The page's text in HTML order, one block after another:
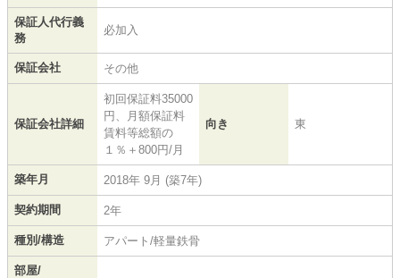
保証人代行義
務
必加入
保証会社 その他
保証会社詳細
初回保証料35000
円、月額保証料
賃料等総額の
１％＋800円/月
向き 東
築年月 2018年 9月 (築7年)
契約期間 2年
種別/構造 アパート/軽量鉄骨
部屋/